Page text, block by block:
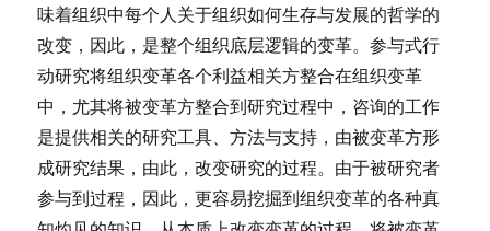
味着组织中每个人关于组织如何生存与发展的哲学的
改变，因此，是整个组织底层逻辑的变革。参与式行
动研究将组织变革各个利益相关方整合在组织变革
中，尤其将被变革方整合到研究过程中，咨询的工作
是提供相关的研究工具、方法与支持，由被变革方形
成研究结果，由此，改变研究的过程。由于被研究者
参与到过程，因此，更容易挖掘到组织变革的各种真